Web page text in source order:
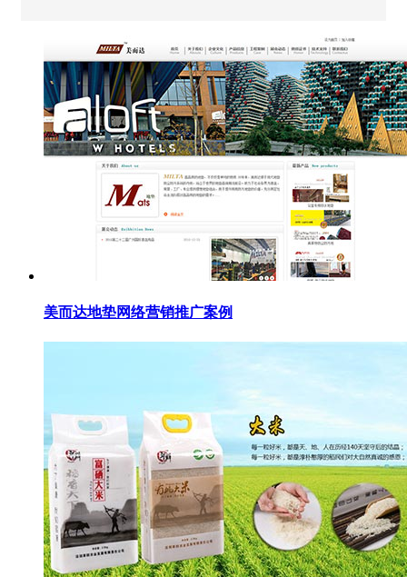
美而达地垫网络营销推广案例